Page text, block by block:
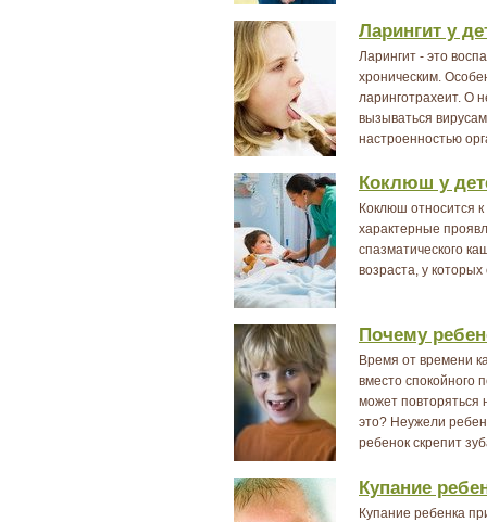
Ларингит у
Ларингит - это
хроническим.
ларинготрахеит. О
вызываться
настроенностью
Коклюш у
Коклюш относится
характерные
спазматического
возраста, у
Почему
Время от времени
вместо спокойного
может повторяться
это? Неужели
ребенок скрепит
Купание
Купание ребенка